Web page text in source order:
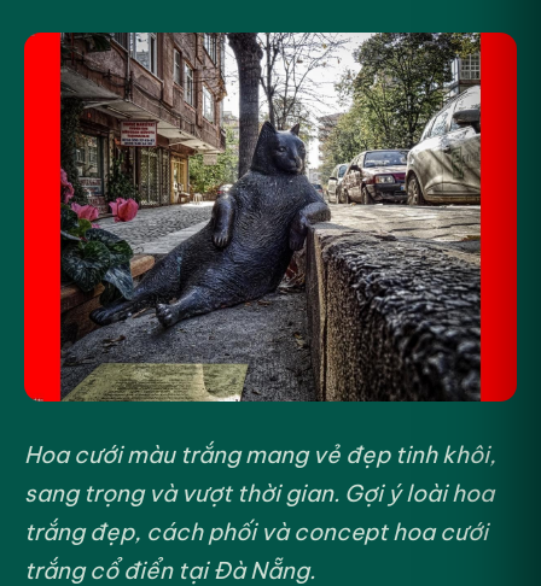
Tìm sản phẩm
Hoa cưới màu trắng mang vẻ đẹp tinh khôi,
sang trọng và vượt thời gian. Gợi ý loài hoa
trắng đẹp, cách phối và concept hoa cưới
trắng cổ điển tại Đà Nẵng.